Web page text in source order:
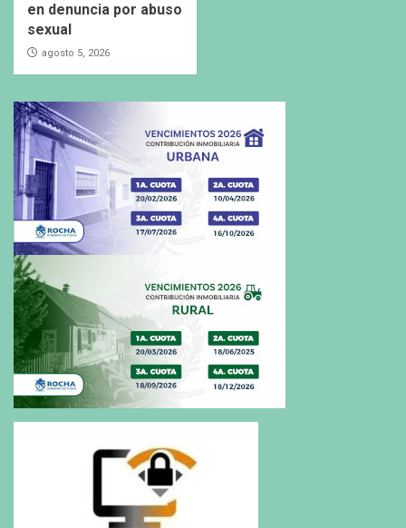
en denuncia por abuso
sexual
agosto 5, 2026